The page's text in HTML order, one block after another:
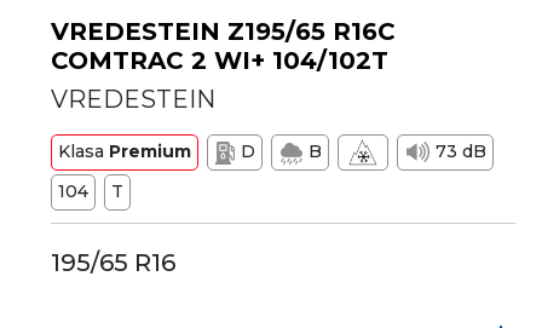
VREDESTEIN Z195/65 R16C
COMTRAC 2 WI+ 104/102T
VREDESTEIN
Klasa Premium D B
73 dB
104
T
195/65 R16